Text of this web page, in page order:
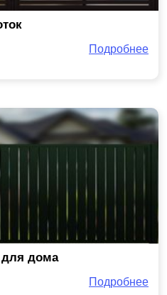
Подробнее
дома
Подробнее